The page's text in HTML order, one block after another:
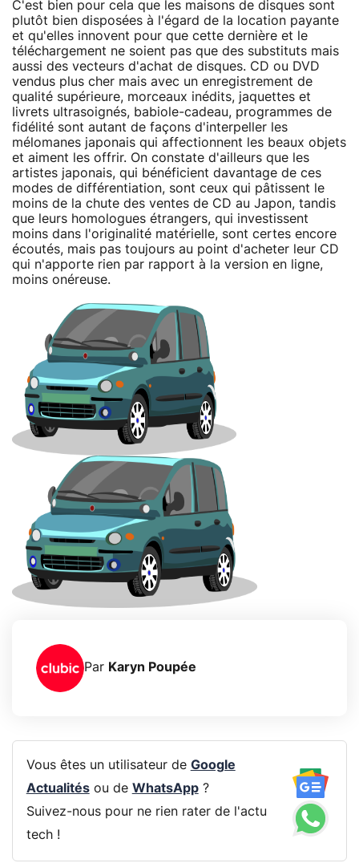
C'est bien pour cela que les maisons de disques sont
plutôt bien disposées à l'égard de la location payante
et qu'elles innovent pour que cette dernière et le
téléchargement ne soient pas que des substituts mais
aussi des vecteurs d'achat de disques. CD ou DVD
vendus plus cher mais avec un enregistrement de
qualité supérieure, morceaux inédits, jaquettes et
livrets ultrasoignés, babiole-cadeau, programmes de
fidélité sont autant de façons d'interpeller les
mélomanes japonais qui affectionnent les beaux objets
et aiment les offrir. On constate d'ailleurs que les
artistes japonais, qui bénéficient davantage de ces
modes de différentiation, sont ceux qui pâtissent le
moins de la chute des ventes de CD au Japon, tandis
que leurs homologues étrangers, qui investissent
moins dans l'originalité matérielle, sont certes encore
écoutés, mais pas toujours au point d'acheter leur CD
qui n'apporte rien par rapport à la version en ligne,
moins onéreuse.
Par Karyn Poupée
Vous êtes un utilisateur de Google
Actualitésou de WhatsApp?
Suivez-nous pour ne rien rater de l'actu
tech !